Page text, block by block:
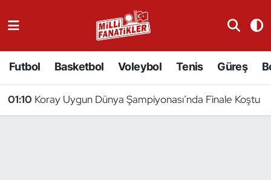
Futbol Basketbol Voleybol Tenis Güreş
01:10 Koray Uygun Dünya Şampiyonası’nda Finale Koştu
Badminton